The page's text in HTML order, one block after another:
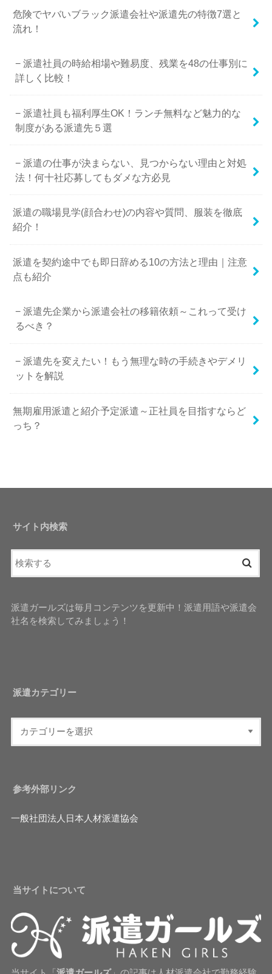
危険でヤバいブラック派遣会社や派遣先の特徴7選と
流れ！
派遣社員の時給相場や難易度、残業を48の仕事別に
詳しく比較！
派遣社員も福利厚生OK！ランチ無料など魅力的な
制度がある派遣先５選
派遣の仕事が決まらない、見つからない理由と対処
法！何十社応募してもダメな方必見
派遣の職場見学(顔合わせ)の内容や質問、服装を徹底
紹介！
派遣を契約途中でも即日辞める10の方法と理由｜注意
点も紹介
派遣先企業から派遣会社の移籍依頼～これって受け
るべき？
派遣先を変えたい！もう無理な時の手続きやデメリ
ットを解説
無期雇用派遣と紹介予定派遣～正社員を目指すならど
っち？
サイト内検索
派遣ガールズは毎月コンテンツを更新中！派遣用語や派遣会
社名を検索してみましょう！
派遣カテゴリー
参考外部リンク
一般社団法人日本人材派遣協会
当サイトについて